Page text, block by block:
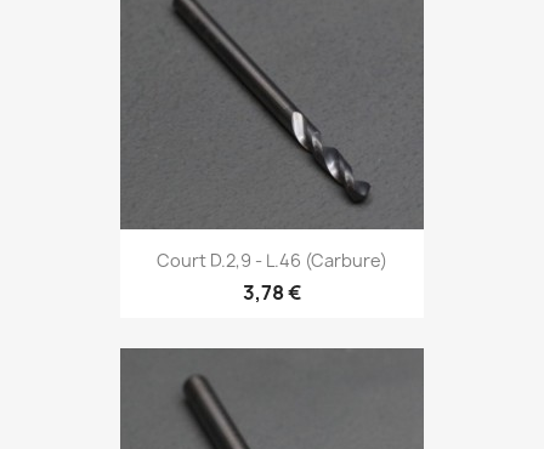
Court D.2,9 - L.46 (Carbure)
3,78 €